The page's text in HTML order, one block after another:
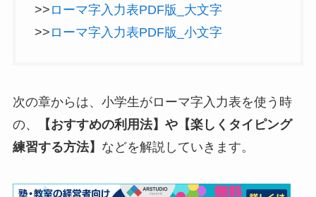
>> ローマ字入力表PDF版_大文字
>> ローマ字入力表PDF版_小文字
次の章からは、小学生がローマ字入力表を使う時
の、
【おすすめの利用法】や【楽しくタイピング
練習する方法】 などを解説していきます。